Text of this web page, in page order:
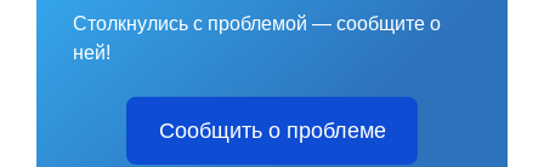
Столкнулись с проблемой — сообщите о
ней!
Сообщить о проблеме